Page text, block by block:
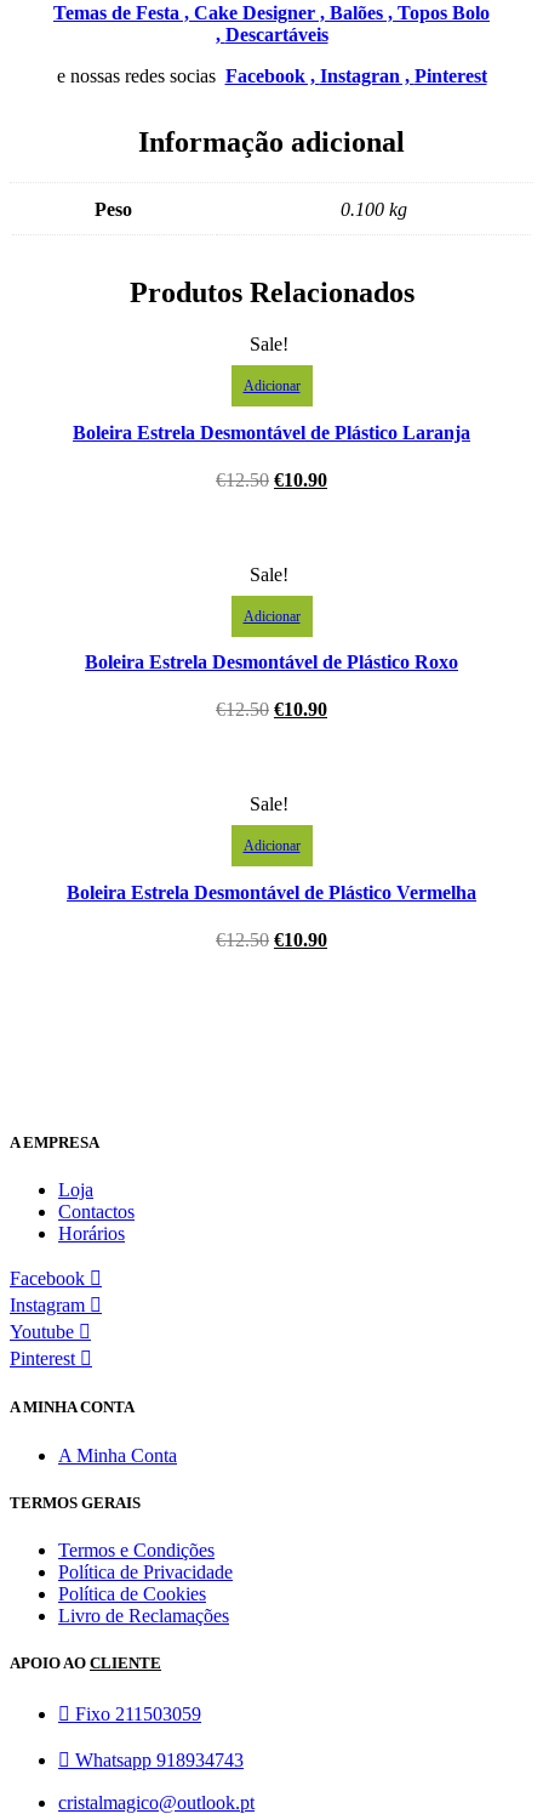
Temas de Festa , Cake Designer , Balões , Topos Bolo
, Descartáveis
e nossas redes socias Facebook , Instagran , Pinterest
Informação adicional
Peso 0.100 kg
Produtos Relacionados
Sale!
Adicionar
Boleira Estrela Desmontável de Plástico Laranja
€12.50 €10.90
Sale!
Adicionar
Boleira Estrela Desmontável de Plástico Roxo
€12.50 €10.90
Sale!
Adicionar
Boleira Estrela Desmontável de Plástico Vermelha
€12.50 €10.90
A EMPRESA
Loja
Contactos
Horários
Facebook
Instagram
Youtube
Pinterest
A MINHA CONTA
A Minha Conta
TERMOS GERAIS
Termos e Condições
Política de Privacidade
Política de Cookies
Livro de Reclamações
APOIO AO CLIENTE
Fixo 211503059
Whatsapp 918934743
cristalmagico@outlook.pt